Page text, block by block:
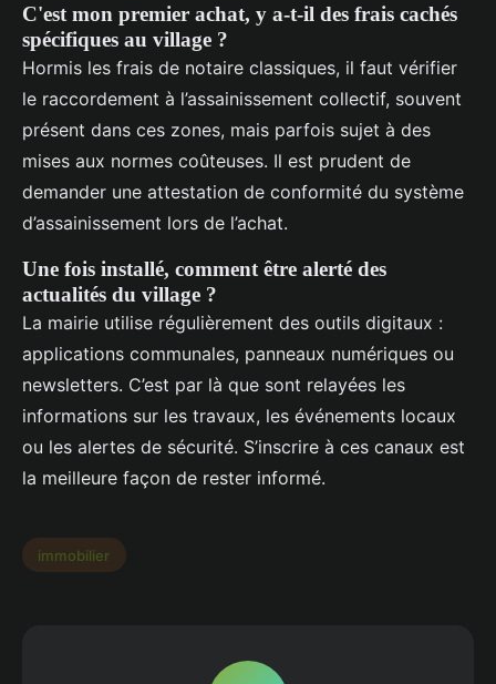
C'est mon premier achat, y a-t-il des frais cachés
spécifiques au village ?
Hormis les frais de notaire classiques, il faut vérifier
le raccordement à l’assainissement collectif, souvent
présent dans ces zones, mais parfois sujet à des
mises aux normes coûteuses. Il est prudent de
demander une attestation de conformité du système
d’assainissement lors de l’achat.
Une fois installé, comment être alerté des
actualités du village ?
La mairie utilise régulièrement des outils digitaux :
applications communales, panneaux numériques ou
newsletters. C’est par là que sont relayées les
informations sur les travaux, les événements locaux
ou les alertes de sécurité. S’inscrire à ces canaux est
la meilleure façon de rester informé.
immobilier